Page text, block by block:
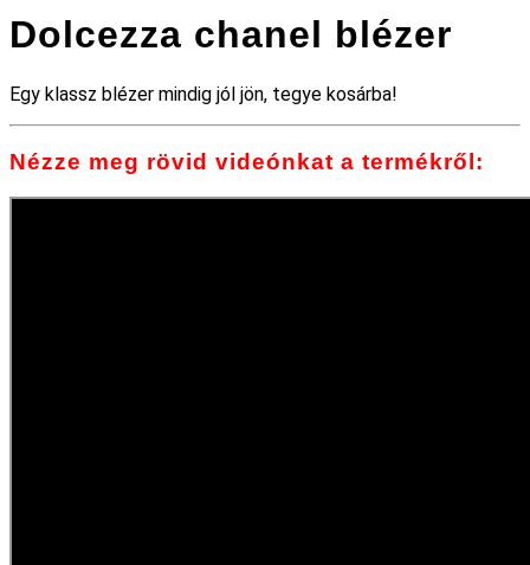
Dolcezza chanel blézer
Egy klassz blézer mindig jól jön, tegye kosárba!
Nézze meg rövid videónkat a termékről: